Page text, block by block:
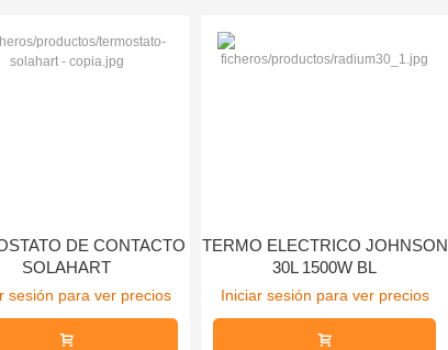
DE CONTACTO
SOLAHART
sesión para ver precios
TERMO ELECTRICO JOHNSON
30L 1500W BL
Iniciar sesión para ver precios